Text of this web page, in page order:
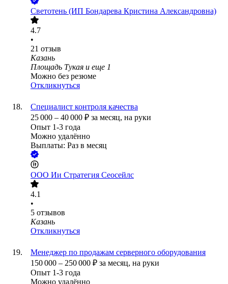
Светотень (ИП Бондарева Кристина Александровна)
4.7
•
21 отзыв
Казань
Площадь Тукая и еще 1
Можно без резюме
Откликнуться
Специалист контроля качества
25 000 – 40 000 ₽ за месяц, на руки
Опыт 1-3 года
Можно удалённо
Выплаты: Раз в месяц
ООО Ии Стратегия Сеосейлс
4.1
•
5 отзывов
Казань
Откликнуться
Менеджер по продажам серверного оборудования
150 000 – 250 000 ₽ за месяц, на руки
Опыт 1-3 года
Можно удалённо